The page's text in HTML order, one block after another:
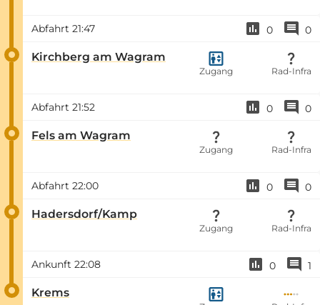
Abfahrt 21:47 0 0
Kirchberg am Wagram
Zugang Rad-Infra
Abfahrt 21:52 0 0
Fels am Wagram
Zugang Rad-Infra
Abfahrt 22:00 0 0
Hadersdorf/Kamp
Zugang Rad-Infra
Ankunft 22:08 0 1
Krems